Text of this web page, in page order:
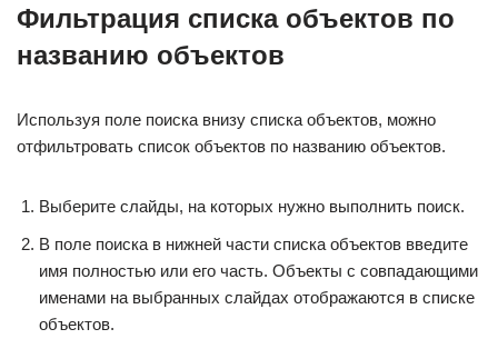
Фильтрация списка объектов по
названию объектов
Используя поле поиска внизу списка объектов, можно
отфильтровать список объектов по названию объектов.
Выберите слайды, на которых нужно выполнить поиск.
В поле поиска в нижней части списка объектов введите
имя полностью или его часть. Объекты с совпадающими
именами на выбранных слайдах отображаются в списке
объектов.